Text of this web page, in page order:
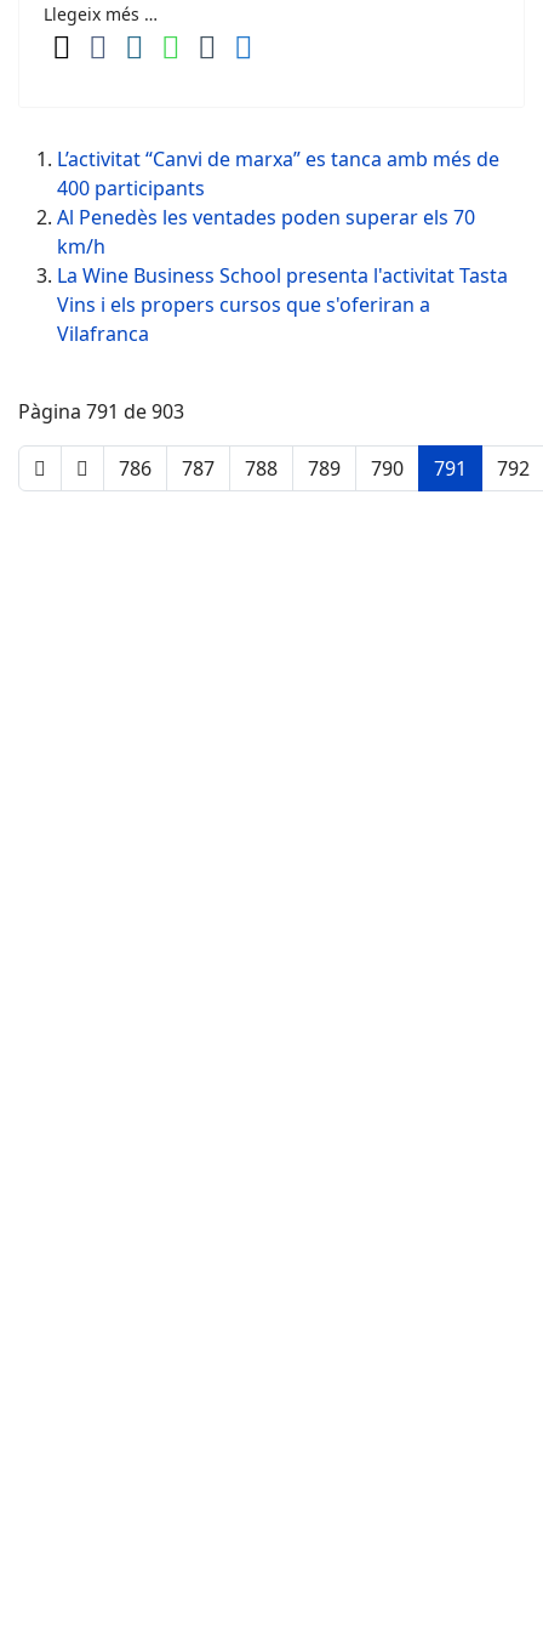
Llegeix més …
L’activitat “Canvi de marxa” es tanca amb més de
400 participants
Al Penedès les ventades poden superar els 70
km/h
La Wine Business School presenta l'activitat Tasta
Vins i els propers cursos que s'oferiran a
Vilafranca
Pàgina 791 de 903
786 787 788 789 790 791 792